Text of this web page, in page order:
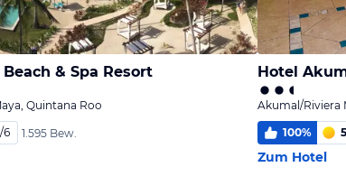
& Spa Resort
Quintana Roo
/6 1.595 Bew.
Hotel
Akumal/Riviera
100%
Zum Hotel